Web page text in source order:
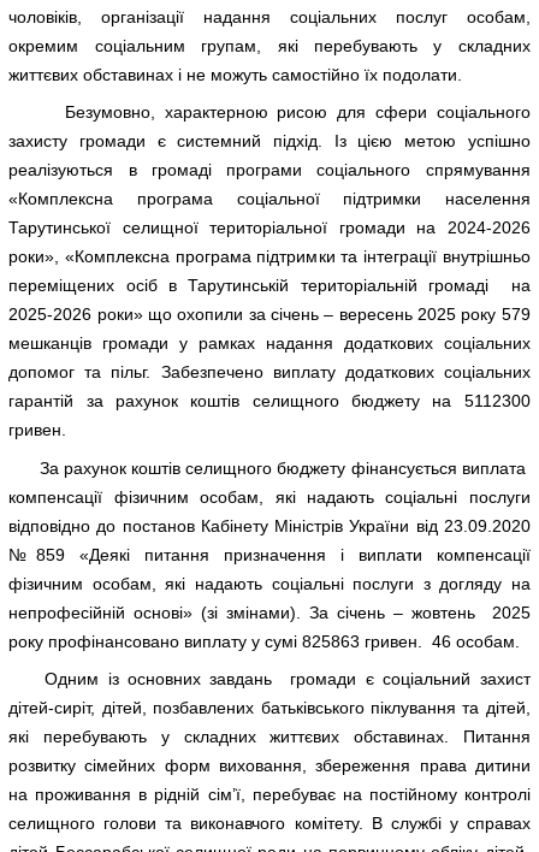
чоловіків, організації надання соціальних послуг особам,
окремим соціальним групам, які перебувають у складних
життєвих обставинах і не можуть самостійно їх подолати.
Безумовно, характерною рисою для сфери соціального
захисту громади є системний підхід. Із цією метою успішно
реалізуються в громаді програми соціального спрямування
«Комплексна програма соціальної підтримки населення
Тарутинської селищної територіальної громади на 2024-2026
роки», «Комплексна програма підтримки та інтеграції внутрішньо
переміщених осіб в Тарутинській територіальній громаді на
2025-2026 роки» що охопили за січень – вересень 2025 року 579
мешканців громади у рамках надання додаткових соціальних
допомог та пільг. Забезпечено виплату додаткових соціальних
гарантій за рахунок коштів селищного бюджету на 5112300
гривен.
За рахунок коштів селищного бюджету фінансується виплата
компенсації фізичним особам, які надають соціальні послуги
відповідно до постанов Кабінету Міністрів України від 23.09.2020
№859 «Деякі питання призначення і виплати компенсації
фізичним особам, які надають соціальні послуги з догляду на
непрофесійній основі» (зі змінами). За січень – жовтень 2025
року профінансовано виплату у сумі 825863 гривен. 46 особам.
Одним із основних завдань громади є соціальний захист
дітей-сиріт, дітей, позбавлених батьківського піклування та дітей,
які перебувають у складних життєвих обставинах. Питання
розвитку сімейних форм виховання, збереження права дитини
на проживання в рідній сім’ї, перебуває на постійному контролі
селищного голови та виконавчого комітету. В службі у справах